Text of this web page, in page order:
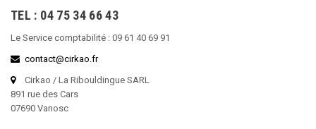
TEL : 04 75 34 66 43
Le Service comptabilité : 09 61 40 69 91
contact@cirkao.fr
Cirkao / La Ribouldingue SARL
891 rue des Cars
07690 Vanosc